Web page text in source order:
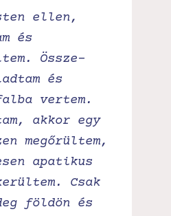
ellen,
és
Össze-
és
vertem.
akkor egy
megőrültem,
apatikus
Csak
földön és